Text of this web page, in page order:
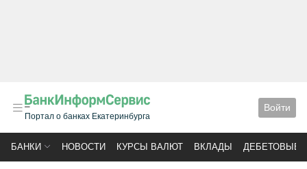
Портал о банках Екатеринбурга
Войти
БАНКИ НОВОСТИ КУРСЫ ВАЛЮТ ВКЛАДЫ ДЕБЕТОВЫЕ